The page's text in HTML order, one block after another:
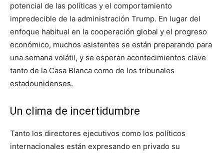
potencial de las políticas y el comportamiento
impredecible de la administración Trump. En lugar del
enfoque habitual en la cooperación global y el progreso
económico, muchos asistentes se están preparando para
una semana volátil, y se esperan acontecimientos clave
tanto de la Casa Blanca como de los tribunales
estadounidenses.
Un clima de incertidumbre
Tanto los directores ejecutivos como los políticos
internacionales están expresando en privado su